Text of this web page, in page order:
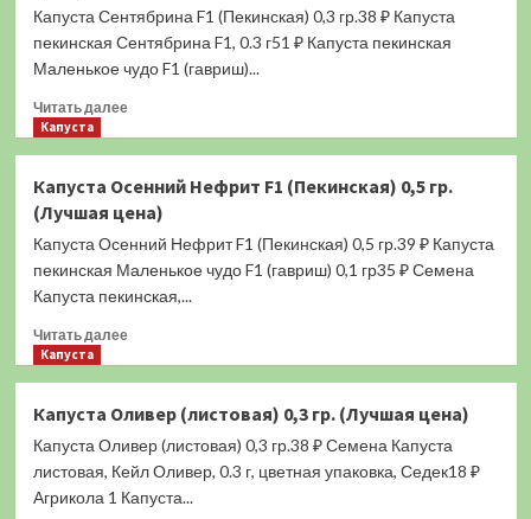
F1
(пекинская)
гр.
(Лучшая
Капуста Сентябрина F1 (Пекинская) 0,3 гр.38 ₽ Капуста
пекинская Сентябрина F1, 0.3 г51 ₽ Капуста пекинская
Маленькое чудо F1 (гавриш)...
Читать далееПрочитать
Сентябрина
F1
(Пекинская)
0,3
(Лучшая
цена)
Капуста
Капуста Осенний Нефрит F1 (Пекинская) 0,5 гр.
(Лучшая цена)
Капуста Осенний Нефрит F1 (Пекинская) 0,5 гр.39 ₽ Капуста
пекинская Маленькое чудо F1 (гавриш) 0,1 гр35 ₽ Семена
Капуста пекинская,...
Читать далееПрочитать
Осенний
Нефрит
F1
(Пекинская)
Капуста
Капуста Оливер (листовая) 0,3 гр. (Лучшая цена)
Капуста Оливер (листовая) 0,3 гр.38 ₽ Семена Капуста
листовая, Кейл Оливер, 0.3 г, цветная упаковка, Седек18 ₽
Агрикола 1 Капуста...